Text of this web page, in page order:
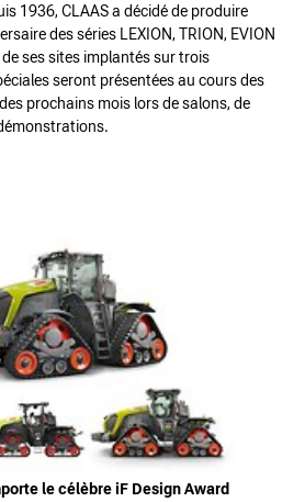
1936, CLAAS a décidé de produire
des séries LEXION, TRION, EVION
ses sites implantés sur trois
seront présentées au cours des
prochains mois lors de salons, de
le célèbre iF Design Award